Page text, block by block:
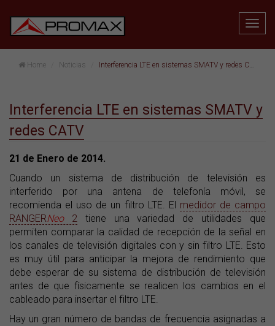
Home Noticias Interferencia LTE en sistemas SMATV y redes CATV
Interferencia LTE en sistemas SMATV y
redes CATV
21 de Enero de 2014.
Cuando un sistema de distribución de televisión es
interferido por una antena de telefonía móvil, se
recomienda el uso de un filtro LTE. El medidor de campo
RANGERNeo2tiene una variedad de utilidades que
permiten comparar la calidad de recepción de la señal en
los canales de televisión digitales con y sin filtro LTE. Esto
es muy útil para anticipar la mejora de rendimiento que
debe esperar de su sistema de distribución de televisión
antes de que físicamente se realicen los cambios en el
cableado para insertar el filtro LTE.
Hay un gran número de bandas de frecuencia asignadas a